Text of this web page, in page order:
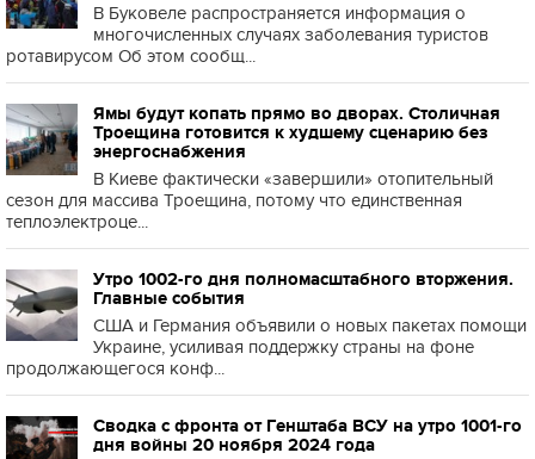
В Буковеле распространяется информация о
многочисленных случаях заболевания туристов
ротавирусом Об этом сообщ...
Ямы будут копать прямо во дворах. Столичная
Троещина готовится к худшему сценарию без
энергоснабжения
В Киеве фактически «завершили» отопительный
сезон для массива Троещина, потому что единственная
теплоэлектроце...
Утро 1002-го дня полномасштабного вторжения.
Главные события
США и Германия объявили о новых пакетах помощи
Украине, усиливая поддержку страны на фоне
продолжающегося конф...
Сводка с фронта от Генштаба ВСУ на утро 1001-го
дня войны 20 ноября 2024 года